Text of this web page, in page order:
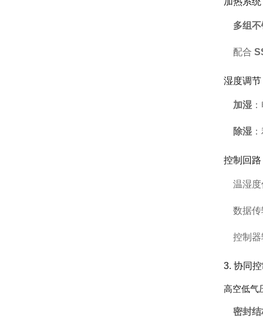
多组
配合
湿度调
加湿
除湿
控制回路
温湿
数据
控制
3. 协同
高空低气
密封结